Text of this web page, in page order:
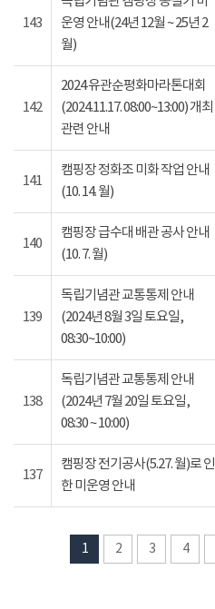
143
운영 안내(24년 12월 ~ 25년 2
월)
142
2024 유관순평화마라톤대회
(2024.11.17. 08:00~13:00) 개최
관련 안내
141
캠핑장 정화조 미화 작업 안내
(10. 14. 월)
140
캠핑장 급수대 배관 공사 안내
(10. 7. 월)
139
독립기념관 교통통제 안내
(2024년 8월 3일 토요일,
08:30~10:00)
138
독립기념관 교통통제 안내
(2024년 7월 20일 토요일,
08:30 ~ 10:00)
137
캠핑장 전기공사(5.27. 월)로 인
한 미운영 안내
1 2 3 4